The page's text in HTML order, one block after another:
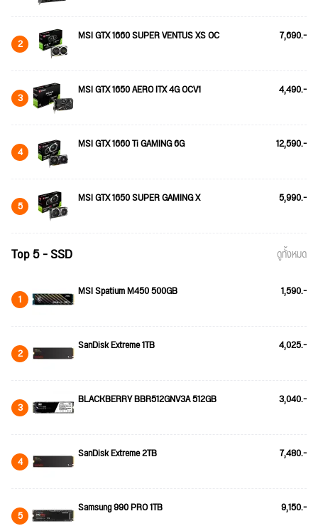
2 MSI GTX 1660 SUPER VENTUS XS OC 7,690.-
3 MSI GTX 1650 AERO ITX 4G OCV1 4,490.-
4 MSI GTX 1660 Ti GAMING 6G 12,590.-
5 MSI GTX 1650 SUPER GAMING X 5,990.-
Top 5 - SSD ดูทั้งหมด
1 MSI Spatium M450 500GB 1,590.-
2 SanDisk Extreme 1TB 4,025.-
3 BLACKBERRY BBR512GNV3A 512GB 3,040.-
4 SanDisk Extreme 2TB 7,480.-
5 Samsung 990 PRO 1TB 9,150.-